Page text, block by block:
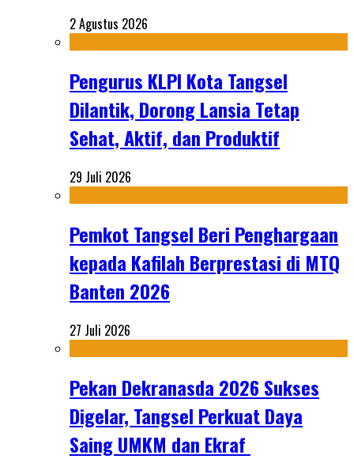
2 Agustus 2026
Pengurus KLPI Kota Tangsel
Dilantik, Dorong Lansia Tetap
Sehat, Aktif, dan Produktif
29 Juli 2026
Pemkot Tangsel Beri Penghargaan
kepada Kafilah Berprestasi di MTQ
Banten 2026
27 Juli 2026
Pekan Dekranasda 2026 Sukses
Digelar, Tangsel Perkuat Daya
Saing UMKM dan Ekraf